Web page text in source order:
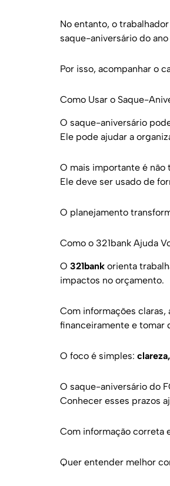
No entanto, o
saque-aniversário do
Por isso, acompanhar o
Como Usar o Saque-
O saque-aniversário
Ele pode ajudar a
O mais importante é não
Ele deve ser usado de
O planejamento
Como o 321bank Ajuda
O 321bank orienta
impactos no orçamento.
Com informações claras,
financeiramente e tomar
O foco é simples:
O saque-aniversário do
Conhecer esses prazos
Com informação correta
Quer entender melhor